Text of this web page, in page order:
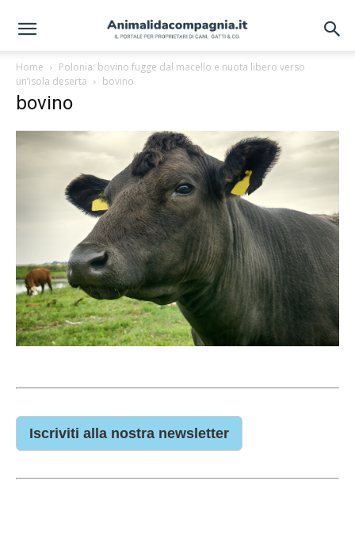
Home
Polonia: bovino fugge dal macello e nuota libero verso
un’isola deserta
bovino
bovino
Iscriviti alla nostra newsletter